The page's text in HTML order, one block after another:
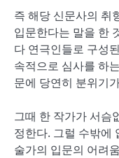
즉 해당 신문사의 취
입문한다는 말을 한
다 연극인들로 구성
속적으로 심사를 하
문에 당연히 분위기
그때 한 작가가 서슴
정한다. 그럴 수밖에
술가의 입문의 어려